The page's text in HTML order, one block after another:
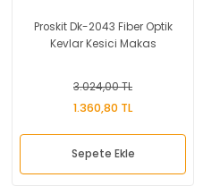
Proskit Dk-2043 Fiber Optik
Kevlar Kesici Makas
3.024,00 TL
1.360,80 TL
Sepete Ekle